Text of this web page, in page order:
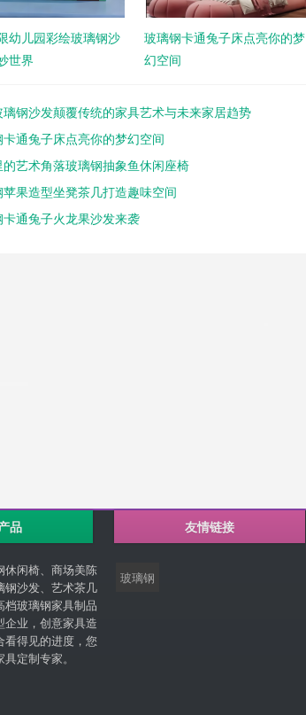
幼儿园彩绘玻璃钢沙
世界
玻璃钢卡通兔子床点亮你的梦
幻空间
钢沙发颠覆传统的家具艺术与未来家居趋势
通兔子床点亮你的梦幻空间
艺术角落玻璃钢抽象鱼休闲座椅
果造型坐凳茶几打造趣味空间
通兔子火龙果沙发来袭
品
休闲椅、商场美陈
钢沙发、艺术茶几
档玻璃钢家具制品
企业，创意家具造
看得见的进度，您
定制专家。
友情链接
玻璃钢